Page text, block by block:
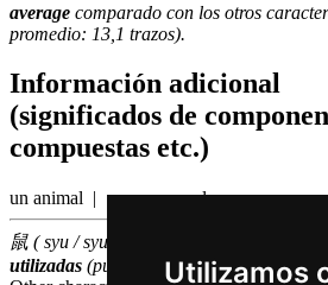
Utilizamos
average comparado con los otros
promedio: 13,1 trazos).
Información adicional
(significados de
compuestas etc.)
un animal | ...con una cola
鼠 ( syu / syu2 ) hace parte de las
utilizadas (puesto número1919entre los